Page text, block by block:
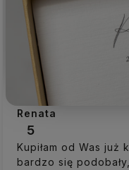
Renata
5
Kupiłam od Was
bardzo się